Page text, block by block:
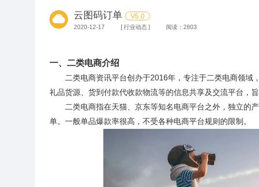
云图码订单 V5.0
2020-12-17 [ 行业动态 ] 阅读：2803
一、二类电商介绍
二类电商资讯平台创办于2016年，专注于二类电商领域
礼品货源、货到付款代收款物流等的信息共享及交流平台，
二类电商指在天猫、京东等知名电商平台之外，独立的
单。一般单品爆款率很高，不受各种电商平台规则的限制。